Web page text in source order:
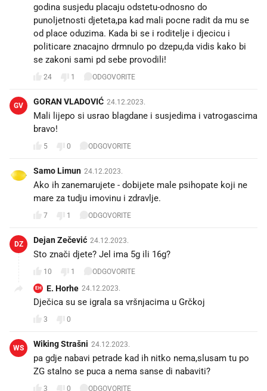
godina susjedu placaju odstetu-odnosno do
punoljetnosti djeteta,pa kad mali pocne radit da mu se
od place oduzima. Kada bi se i roditelje i djecicu i
politicare znacajno drmnulo po dzepu,da vidis kako bi
se zakoni sami pd sebe provodili!
24 1 ODGOVORITE
GV GORAN VLADOVIĆ 24.12.2023.
Mali lijepo si usrao blagdane i susjedima i vatrogascima
bravo!
5 0 ODGOVORITE
Samo Limun 24.12.2023.
Ako ih zanemarujete - dobijete male psihopate koji ne
mare za tudju imovinu i zdravlje.
7 1 ODGOVORITE
DZ Dejan Zečević 24.12.2023.
Sto znači djete? Jel ima 5g ili 16g?
10 1 ODGOVORITE
EH E. Horhe 24.12.2023.
Dječica su se igrala sa vršnjacima u Grčkoj
3 0
WS Wiking Strašni 24.12.2023.
pa gdje nabavi petrade kad ih nitko nema,slusam tu po
ZG stalno se puca a nema sanse di nabaviti?
3 0 ODGOVORITE